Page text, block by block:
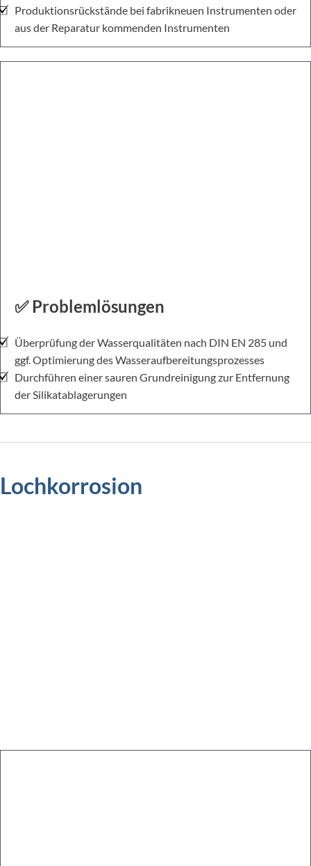
Produktionsrückstände bei fabrikneuen Instrumenten oder
aus der Reparatur kommenden Instrumenten
✅ Problemlösungen
Überprüfung der Wasserqualitäten nach DIN EN 285 und
ggf. Optimierung des Wasseraufbereitungsprozesses
Durchführen einer sauren Grundreinigung zur Entfernung
der Silikatablagerungen
Lochkorrosion